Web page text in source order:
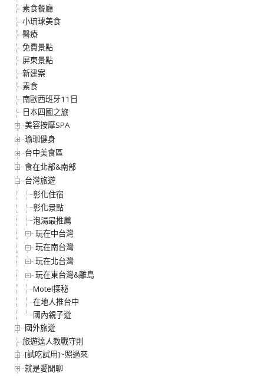
素食餐廳
小琉球美食
醫療
免費景點
屏東景點
新建案
素食
南歐西班牙11日
日本四國之旅
美容按摩SPA
瑜珈健身
台中美食區
食在北部&南部
台灣旅遊
彰化住宿
彰化景點
泡湯最推薦
玩在中台灣
玩在南台灣
玩在北台灣
玩在東台灣&離島
Motel探秘
在地人推台中
國內親子遊
國外旅遊
旅遊達人教戰守則
[試吃試用]~照過來
就是愛閒聊